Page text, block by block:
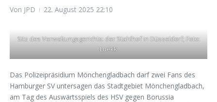
Von JPD 22. August 2025 22:10
Sitz des Verwaltungsgerichts: der Stahlhof in Düsseldorf; Foto:
Luekk
Das Polizeipräsidium Mönchengladbach darf zwei Fans des
Hamburger SV untersagen das Stadtgebiet Mönchengladbach,
am Tag des Auswärtsspiels des HSV gegen Borussia